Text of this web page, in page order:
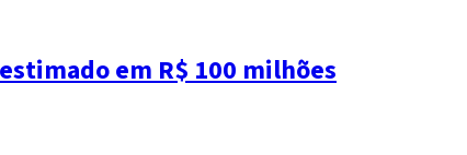
em R$ 100 milhões